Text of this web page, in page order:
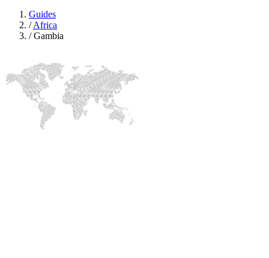
Guides
/Africa
/Gambia